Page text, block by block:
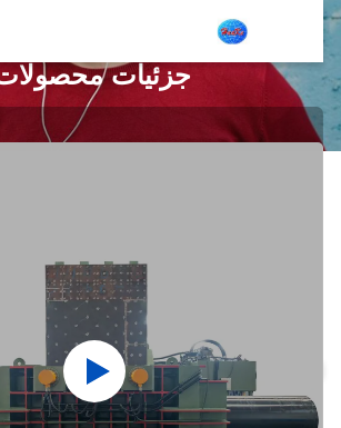
جزئیات محصولات